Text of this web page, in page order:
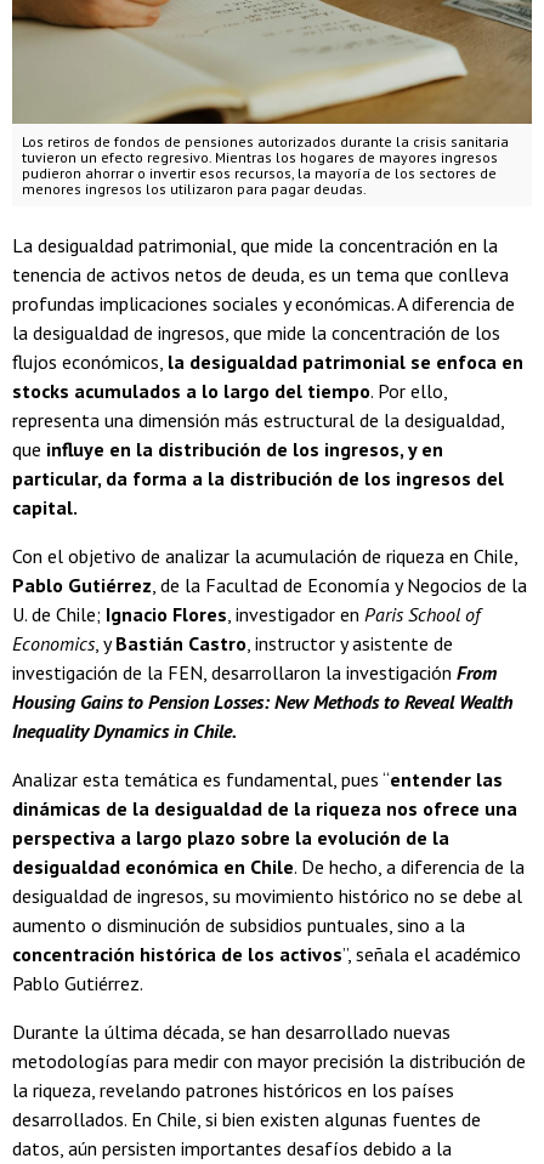
Los retiros de fondos de pensiones autorizados durante la crisis sanitaria
tuvieron un efecto regresivo. Mientras los hogares de mayores ingresos
pudieron ahorrar o invertir esos recursos, la mayoría de los sectores de
menores ingresos los utilizaron para pagar deudas.
La desigualdad patrimonial, que mide la concentración en la
tenencia de activos netos de deuda, es un tema que conlleva
profundas implicaciones sociales y económicas. A diferencia de
la desigualdad de ingresos, que mide la concentración de los
flujos económicos, la desigualdad patrimonial se enfoca en
stocks acumulados a lo largo del tiempo. Por ello,
representa una dimensión más estructural de la desigualdad,
que influye en la distribución de los ingresos, y en
particular, da forma a la distribución de los ingresos del
capital.
Con el objetivo de analizar la acumulación de riqueza en Chile,
Pablo Gutiérrez, de la Facultad de Economía y Negocios de la
U. de Chile; Ignacio Flores, investigador en Paris School of
Economics, yBastián Castro, instructor y asistente de
investigación de la FEN, desarrollaron la investigación From
Housing Gains to Pension Losses: New Methods to Reveal Wealth
Inequality Dynamics in Chile.
Analizar esta temática es fundamental, pues “entender las
dinámicas de la desigualdad de la riqueza nos ofrece una
perspectiva a largo plazo sobre la evolución de la
desigualdad económica en Chile. De hecho, a diferencia de la
desigualdad de ingresos, su movimiento histórico no se debe al
aumento o disminución de subsidios puntuales, sino a la
concentración histórica de los activos”, señala el académico
Pablo Gutiérrez.
Durante la última década, se han desarrollado nuevas
metodologías para medir con mayor precisión la distribución de
la riqueza, revelando patrones históricos en los países
desarrollados. En Chile, si bien existen algunas fuentes de
datos, aún persisten importantes desafíos debido a la